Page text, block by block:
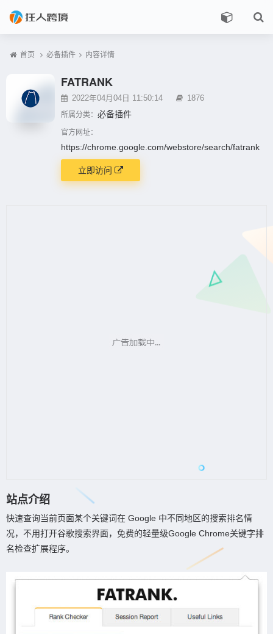
首页 必备插件 内容详情
FATRANK
2022年04月04日 11:50:14
1876
所属分类： 必备插件
官方网址：
https://chrome.google.com/webstore/search/fatrank
立即访问
站点介绍
快速查询当前页面某个关键词在 Google 中不同地区的搜索排名情
况，不用打开谷歌搜索界面，免费的轻量级Google Chrome关键字排
名检查扩展程序。